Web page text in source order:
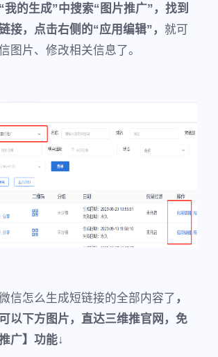
我的生成”中搜索“图片推广”，找到
接，点击右侧的“应用编辑”， 就可
图片、修改相关信息了。
信怎么生成短链接的全部内容了 ，
以下方图片，直达三维推官网，免
广】功能↓